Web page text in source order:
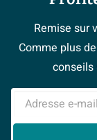
Politique d’avis
> Service client
Les bons tuyaux
Espace bricolage
> Espace Conseil
Magazine
#Mysawiday
> Inspiration
Postes vacants
Espace Pro
BeCommerce
> Tout sur nos
Remise sur
Comme plus
conseils
Adresse e-mail